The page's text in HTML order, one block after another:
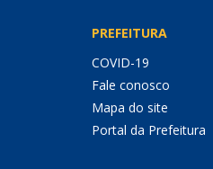
PREFEITURA
COVID-19
Fale conosco
Mapa do site
Portal da Prefeitura